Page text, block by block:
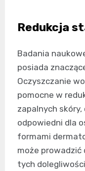
Redukcja
Badania
posiada
Oczyszczanie
pomocne w
zapalnych
odpowiedni dla
formami
może prowadzić
tych